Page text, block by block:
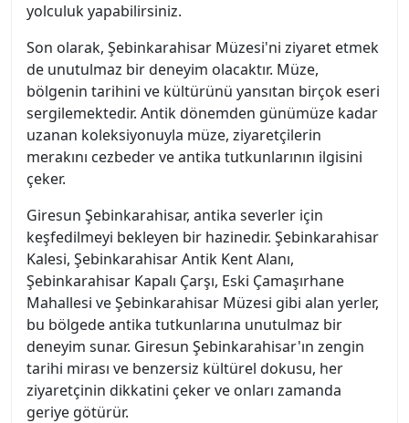
yolculuk yapabilirsiniz.
Son olarak, Şebinkarahisar Müzesi'ni ziyaret etmek
de unutulmaz bir deneyim olacaktır. Müze,
bölgenin tarihini ve kültürünü yansıtan birçok eseri
sergilemektedir. Antik dönemden günümüze kadar
uzanan koleksiyonuyla müze, ziyaretçilerin
merakını cezbeder ve antika tutkunlarının ilgisini
çeker.
Giresun Şebinkarahisar, antika severler için
keşfedilmeyi bekleyen bir hazinedir. Şebinkarahisar
Kalesi, Şebinkarahisar Antik Kent Alanı,
Şebinkarahisar Kapalı Çarşı, Eski Çamaşırhane
Mahallesi ve Şebinkarahisar Müzesi gibi alan yerler,
bu bölgede antika tutkunlarına unutulmaz bir
deneyim sunar. Giresun Şebinkarahisar'ın zengin
tarihi mirası ve benzersiz kültürel dokusu, her
ziyaretçinin dikkatini çeker ve onları zamanda
geriye götürür.